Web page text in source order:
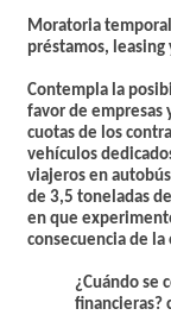
Moratoria
préstamos, leasing
Contempla la
favor de empresas
cuotas de los
vehículos
viajeros en
de 3,5 toneladas
en que
consecuencia de
¿Cuándo se
financieras?